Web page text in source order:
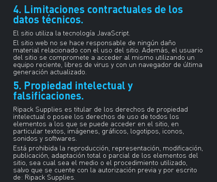
4. Limitaciones contractuales de los
datos técnicos.
El sitio utiliza la tecnología JavaScript.
El sitio web no se hace responsable de ningún daño
material relacionado con el uso del sitio. Además, el usuario
del sitio se compromete a acceder al mismo utilizando un
equipo reciente, libres de virus y con un navegador de última
generación actualizado.
5. Propiedad intelectual y
falsificaciones.
Ripack Supplies es titular de los derechos de propiedad
intelectual o posee los derechos de uso de todos los
elementos a los que se puede acceder en el sitio, en
particular textos, imágenes, gráficos, logotipos, iconos,
sonidos y softwares.
Está prohibida la reproducción, representación, modificación,
publicación, adaptación total o parcial de los elementos del
sitio, sea cual sea el medio o el procedimiento utilizado,
salvo que se cuente con la autorización previa y por escrito
de: Ripack Supplies.